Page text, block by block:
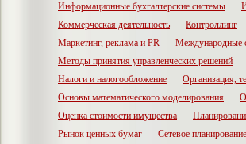
Информационные бухгалтерские системы
Коммерческая деятельность
Контроллинг
Маркетинг, реклама и PR
Международные
Методы принятия управленческих решений
Налоги и налогообложение
Организация,
Основы математического моделирования
Оценка стоимости имущества
Рынок ценных бумаг
Сетевое планирование